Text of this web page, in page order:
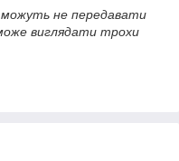
можуть не передавати
виглядати трохи